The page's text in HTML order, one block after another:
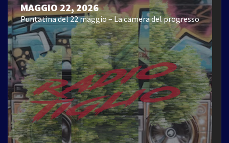
MAGGIO 22, 2026
Puntatina del 22 maggio – La camera del progresso